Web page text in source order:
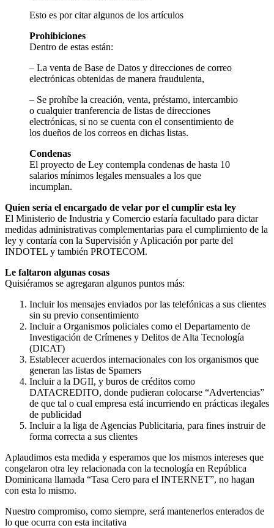
Esto es por citar algunos de los artículos
Prohibiciones
Dentro de estas están:
– La venta de Base de Datos y direcciones de correo
electrónicas obtenidas de manera fraudulenta,
– Se prohíbe la creación, venta, préstamo, intercambio
o cualquier tranferencia de listas de direcciones
electrónicas, si no se cuenta con el consentimiento de
los dueños de los correos en dichas listas.
Condenas
El proyecto de Ley contempla condenas de hasta 10
salarios mínimos legales mensuales a los que
incumplan.
Quien sería el encargado de velar por el cumplir esta ley
El Ministerio de Industria y Comercio estaría facultado para dictar
medidas administrativas complementarias para el cumplimiento de la
ley y contaría con la Supervisión y Aplicación por parte del
INDOTEL y también PROTECOM.
Le faltaron algunas cosas
Quisiéramos se agregaran algunos puntos más:
Incluir los mensajes enviados por las telefónicas a sus clientes
sin su previo consentimiento
Incluir a Organismos policiales como el Departamento de
Investigación de Crímenes y Delitos de Alta Tecnología
(DICAT)
Establecer acuerdos internacionales con los organismos que
generan las listas de Spamers
Incluir a la DGII, y buros de créditos como
DATACREDITO, donde pudieran colocarse “Advertencias”
de que tal o cual empresa está incurriendo en prácticas ilegales
de publicidad
Incluir a la liga de Agencias Publicitaria, para fines instruir de
forma correcta a sus clientes
Aplaudimos esta medida y esperamos que los mismos intereses que
congelaron otra ley relacionada con la tecnología en República
Dominicana llamada “Tasa Cero para el INTERNET”, no hagan
con esta lo mismo.
Nuestro compromiso, como siempre, será mantenerlos enterados de
lo que ocurra con esta incitativa